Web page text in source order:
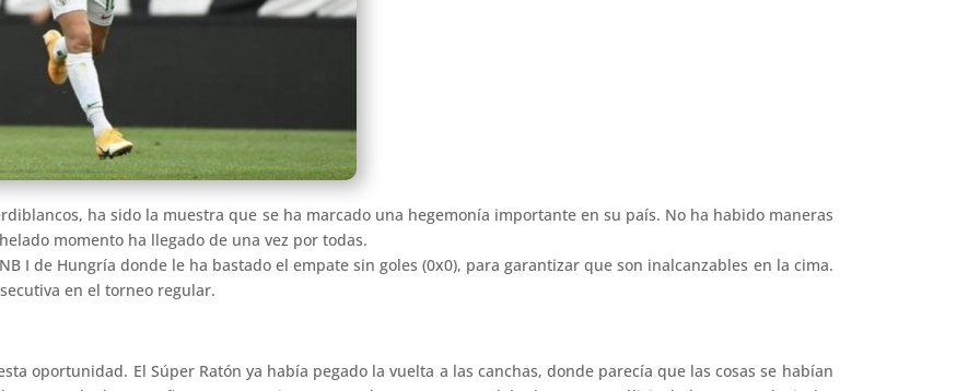
ha sido la muestra que se ha marcado una hegemonía importante en su país. No ha habido maneras
momento ha llegado de una vez por todas.
I de Hungría donde le ha bastado el empate sin goles (0x0), para garantizar que son inalcanzables en la cima.
en el torneo regular.
oportunidad. El Súper Ratón ya había pegado la vuelta a las canchas, donde parecía que las cosas se habían